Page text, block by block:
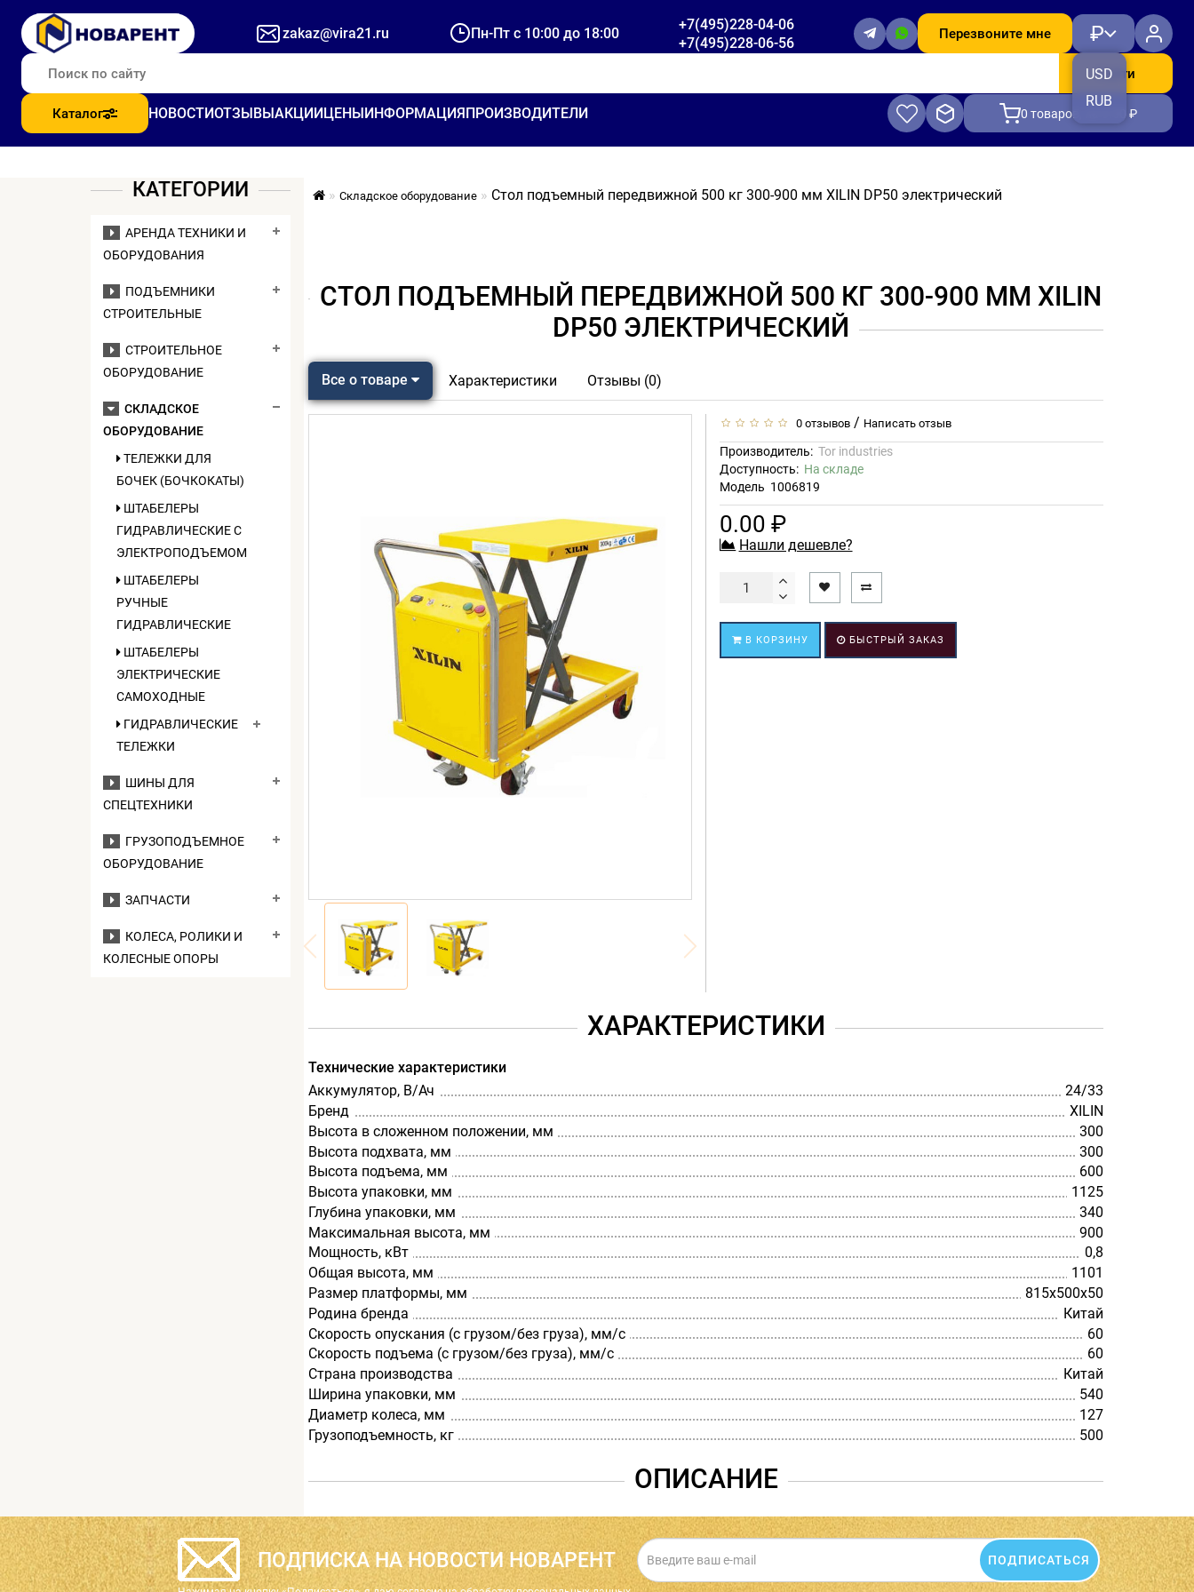
zakaz@vira21.ru Пн-Пт с 10:00 до 18:00
+7(495)228-04-06
+7(495)228-06-56
Перезвоните мне ₽
USD
RUB
Найти
Каталог НОВОСТИОТЗЫВЫАКЦИИЦЕНЫИНФОРМАЦИЯПРОИЗВОДИТЕЛИ 0 товаров, на 0.00 ₽
КАТЕГОРИИ
АРЕНДА ТЕХНИКИ И
ОБОРУДОВАНИЯ
ПОДЪЕМНИКИ
СТРОИТЕЛЬНЫЕ
СТРОИТЕЛЬНОЕ
ОБОРУДОВАНИЕ
СКЛАДСКОЕ
ОБОРУДОВАНИЕ
ТЕЛЕЖКИ ДЛЯ
БОЧЕК (БОЧКОКАТЫ)
ШТАБЕЛЕРЫ
ГИДРАВЛИЧЕСКИЕ C
ЭЛЕКТРОПОДЪЕМОМ
ШТАБЕЛЕРЫ
РУЧНЫЕ
ГИДРАВЛИЧЕСКИЕ
ШТАБЕЛЕРЫ
ЭЛЕКТРИЧЕСКИЕ
САМОХОДНЫЕ
ГИДРАВЛИЧЕСКИЕ
ТЕЛЕЖКИ
ШИНЫ ДЛЯ
СПЕЦТЕХНИКИ
ГРУЗОПОДЪЕМНОЕ
ОБОРУДОВАНИЕ
ЗАПЧАСТИ
КОЛЕСА, РОЛИКИ И
КОЛЕСНЫЕ ОПОРЫ
Складское оборудование Стол подъемный передвижной 500 кг 300-900 мм XILIN DP50 электрический
СТОЛ ПОДЪЕМНЫЙ ПЕРЕДВИЖНОЙ 500 КГ 300-900 ММ XILIN
DP50 ЭЛЕКТРИЧЕСКИЙ
Все о товаре Характеристики Отзывы (0)
0 отзывов / Написать отзыв
Производитель: Tor industries
Доступность: На складе
Модель 1006819
0.00 ₽
Нашли дешевле?
В КОРЗИНУ БЫСТРЫЙ ЗАКАЗ
ХАРАКТЕРИСТИКИ
Технические характеристики
Аккумулятор, В/Ач
24/33
Бренд
XILIN
Высота в сложенном положении, мм
300
Высота подхвата, мм
300
Высота подъема, мм
600
Высота упаковки, мм
1125
Глубина упаковки, мм
340
Максимальная высота, мм
900
Мощность, кВт
0,8
Общая высота, мм
1101
Размер платформы, мм
815х500х50
Родина бренда
Китай
Скорость опускания (с грузом/без груза), мм/с
60
Скорость подъема (с грузом/без груза), мм/с
60
Страна производства
Китай
Ширина упаковки, мм
540
Диаметр колеса, мм
127
Грузоподъемность, кг
500
ОПИСАНИЕ
ПОДПИСКА НА НОВОСТИ НОВАРЕНТ ПОДПИСАТЬСЯ